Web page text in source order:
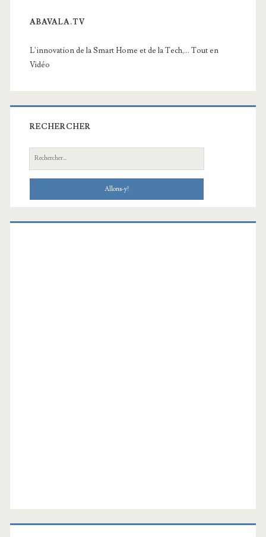
ABAVALA.TV
L'innovation de la Smart Home et de la Tech,... Tout en
Vidéo
RECHERCHER
Recherche: